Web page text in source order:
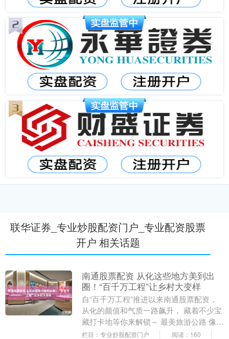
联华证券_专业炒股配资门户_专业配资股票
开户 相关话题
南通股票配资 从化这些地方美到出
圈！“百千万工程”让乡村大变样
自“百千万工程”推进以来南通股票配资，
从化的颜值和气质一路飙升， 藏着不少宝
藏打卡地等你来解锁～ 最美旅游公路 像一
条彩色丝带串起山山水水， 广东温泉宾
栏目：专业炒股配资门户 阅读：160